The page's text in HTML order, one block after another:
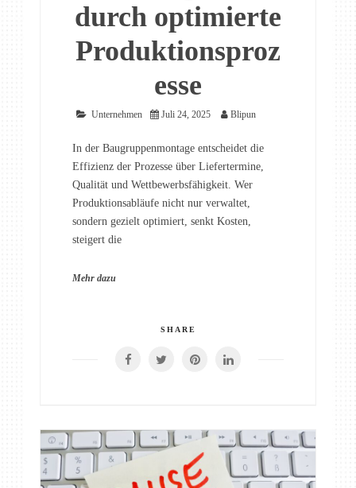
durch optimierte
Produktionsproz
esse
Unternehmen Juli 24, 2025 Blipun
In der Baugruppenmontage entscheidet die
Effizienz der Prozesse über Liefertermine,
Qualität und Wettbewerbsfähigkeit. Wer
Produktionsabläufe nicht nur verwaltet,
sondern gezielt optimiert, senkt Kosten,
steigert die
Mehr dazu
SHARE